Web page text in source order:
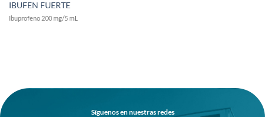
IBUFEN FUERTE
Ibuprofeno 200 mg/5 mL
Síguenos en nuestras redes